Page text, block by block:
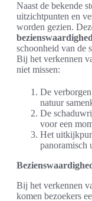
Naast de bekende
uitzichtpunten en
worden gezien.
schoonheid van de
Bij het verkennen
niet missen:
De
natuur
De
voor een
Het
panoramisch
Bij het verkennen
komen bezoekers